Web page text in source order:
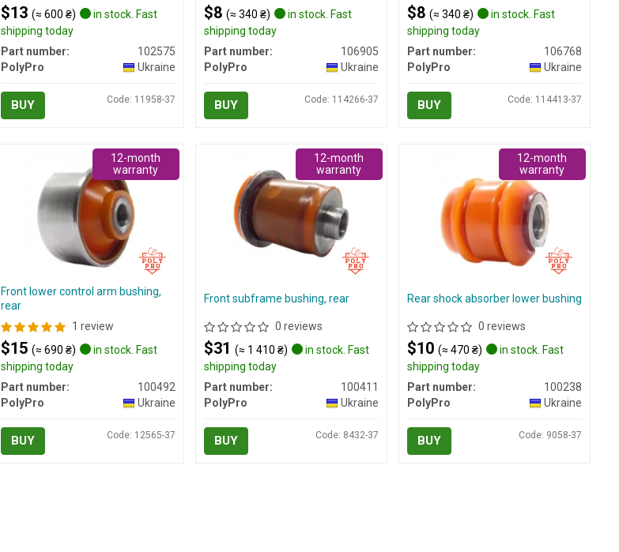
$13 (≈ 600 ₴)
in stock. Fast
shipping today
Part number:
102575
PolyPro
Ukraine
BUY Code: 11958-37
$8 (≈ 340 ₴)
in stock. Fast
shipping today
Part number:
106905
PolyPro
Ukraine
BUY Code: 114266-37
$8 (≈ 340 ₴)
in stock. Fast
shipping today
Part number:
106768
PolyPro
Ukraine
BUY Code: 114413-37
Front lower control arm bushing,
rear
1 review
$15 (≈ 690 ₴)
in stock. Fast
shipping today
Part number:
100492
PolyPro
Ukraine
BUY Code: 12565-37
12-month
warranty
Front subframe bushing, rear
0 reviews
$31 (≈ 1 410 ₴)
in stock. Fast
shipping today
Part number:
100411
PolyPro
Ukraine
BUY Code: 8432-37
12-month
warranty
Rear shock absorber lower bushing
0 reviews
$10 (≈ 470 ₴)
in stock. Fast
shipping today
Part number:
100238
PolyPro
Ukraine
BUY Code: 9058-37
12-month
warranty